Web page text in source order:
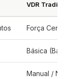
VDR
Força
Básica
Manual /